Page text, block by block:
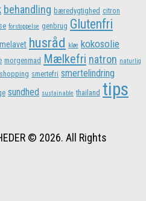
behandling bæredygtighed citron
forstoppelse genbrug Glutenfri
husråd kløe kokosolie
morgenmad Mælkefri natron naturlig
shopping smertefri smertelindring
sundhed sustainable thailand tips
© 2026. All Rights